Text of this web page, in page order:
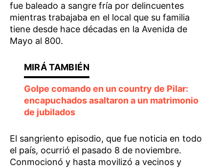
fue baleado a sangre fría por delincuentes
mientras trabajaba en el local que su familia
tiene desde hace décadas en la Avenida de
Mayo al 800.
Golpe comando en un country de Pilar:
encapuchados asaltaron a un matrimonio
de jubilados
El sangriento episodio, que fue noticia en todo
el país, ocurrió el pasado 8 de noviembre.
Conmocionó y hasta movilizó a vecinos y